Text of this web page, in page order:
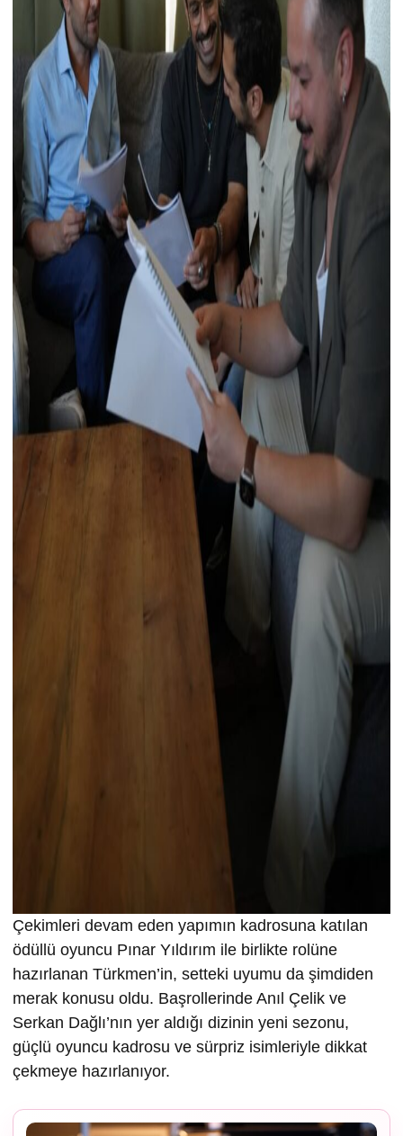
Çekimleri devam eden yapımın kadrosuna katılan
ödüllü oyuncu Pınar Yıldırım ile birlikte rolüne
hazırlanan Türkmen’in, setteki uyumu da şimdiden
merak konusu oldu. Başrollerinde Anıl Çelik ve
Serkan Dağlı’nın yer aldığı dizinin yeni sezonu,
güçlü oyuncu kadrosu ve sürpriz isimleriyle dikkat
çekmeye hazırlanıyor.